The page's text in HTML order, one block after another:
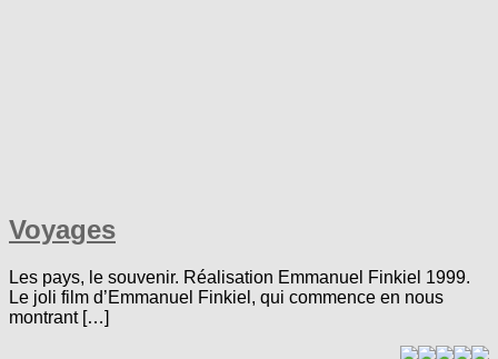
Voyages
Les pays, le souvenir. Réalisation Emmanuel Finkiel 1999.
Le joli film d’Emmanuel Finkiel, qui commence en nous
montrant […]